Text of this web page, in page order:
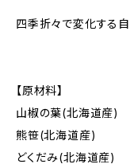
四季折々で変化する自
【原材料】
山椒の葉(北海道産)
熊笹(北海道産)
どくだみ(北海道産)